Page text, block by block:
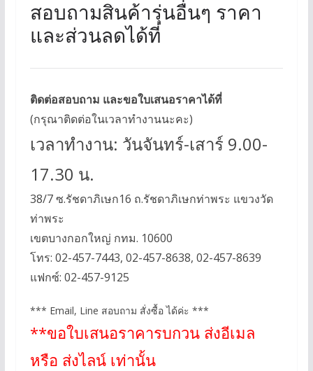
สอบถามสินค้ารุ่นอื่นๆ ราคา
และส่วนลดได้ที่
ติดต่อสอบถาม และขอใบเสนอราคาได้ที่
(กรุณาติดต่อในเวลาทำงานนะคะ)
เวลาทำงาน: วันจันทร์-เสาร์ 9.00-
17.30 น.
38/7 ซ.รัชดาภิเษก16 ถ.รัชดาภิเษกท่าพระ แขวงวัด
ท่าพระ
เขตบางกอกใหญ่ กทม. 10600
โทร: 02-457-7443, 02-457-8638, 02-457-8639
แฟกซ์: 02-457-9125
*** Email, Line สอบถาม สั่งซื้อ ได้ค่ะ ***
**ขอใบเสนอราคารบกวน ส่งอีเมล
หรือ ส่งไลน์ เท่านั้น